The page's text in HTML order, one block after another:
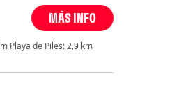
MÁS INFO
Playa de Piles: 2,9 km